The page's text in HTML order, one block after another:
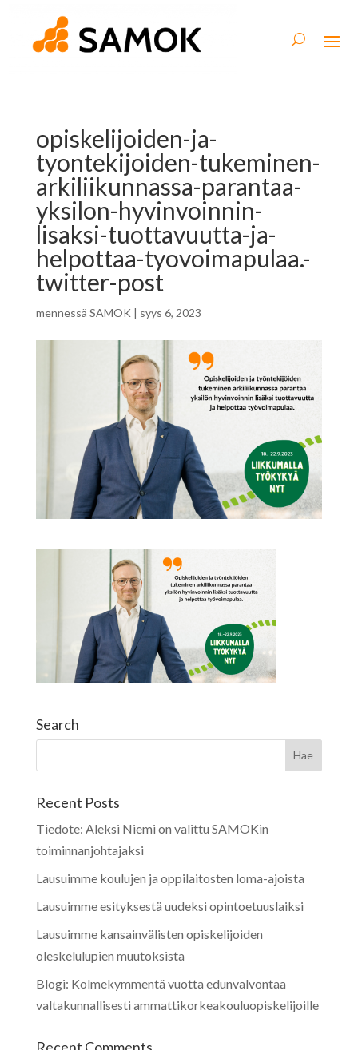
opiskelijoiden-ja-
tyontekijoiden-tukeminen-
arkiliikunnassa-parantaa-
yksilon-hyvinvoinnin-
lisaksi-tuottavuutta-ja-
helpottaa-tyovoimapulaa.-
twitter-post
mennessä SAMOK | syys 6, 2023
Search
Recent Posts
Tiedote: Aleksi Niemi on valittu SAMOKin
toiminnanjohtajaksi
Lausuimme koulujen ja oppilaitosten loma-ajoista
Lausuimme esityksestä uudeksi opintoetuuslaiksi
Lausuimme kansainvälisten opiskelijoiden
oleskelulupien muutoksista
Blogi: Kolmekymmentä vuotta edunvalvontaa
valtakunnallisesti ammattikorkeakouluopiskelijoille